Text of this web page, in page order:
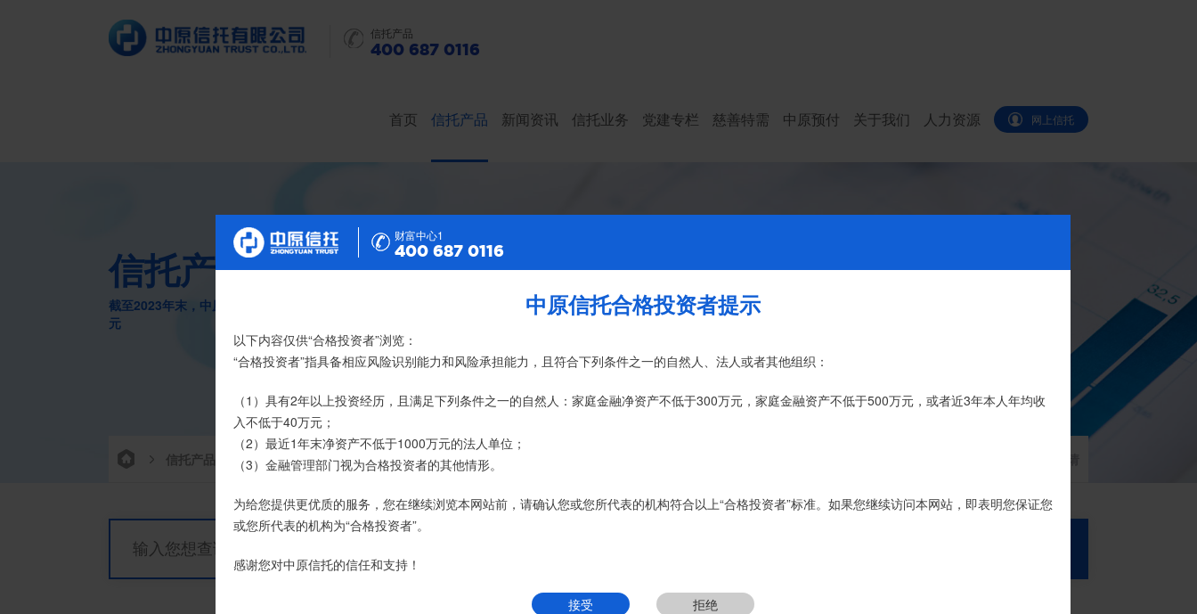
信托产品
400 687 0116
首页 信托产品 新闻资讯 信托业务 党建专栏 慈善特需 中原预付 关于我们 人力资源 网上信托
信托产品
截至2023年末，中原信托累计管理信托财产16088亿元，按时足额交付到期信托财产12104亿
元
信托产品 热销产品 栏目首页 热销产品
财富中心2
400 687 0116
特别提示
尊敬的投资者：
合格投资者认证、风险测评、录音录像及电子合同签署应由投资者本人亲自操作完成，不得由他人代办。
我司信托产品账户均以我司名义开立，所有认购信托产品的资金应根据信托合同约定转入我司信托产品的银行专用账户。投资者认购我司信托产品
时，请注意不要向任何非我司账户转账、支付现金。
如有疑问，请联系您的专属客户经理或咨询我司客服电话400-6870116。
接受 拒绝
财富中心1
400 687 0116
中原信托合格投资者提示
以下内容仅供“合格投资者”浏览：
“合格投资者”指具备相应风险识别能力和风险承担能力，且符合下列条件之一的自然人、法人或者其他组织：
（1）具有2年以上投资经历，且满足下列条件之一的自然人：家庭金融净资产不低于300万元，家庭金融资产不低于500万元，或者近3年本人年均收
入不低于40万元；
（2）最近1年末净资产不低于1000万元的法人单位；
（3）金融管理部门视为合格投资者的其他情形。
为给您提供更优质的服务，您在继续浏览本网站前，请确认您或您所代表的机构符合以上“合格投资者”标准。如果您继续访问本网站，即表明您保证您
或您所代表的机构为“合格投资者”。
感谢您对中原信托的信任和支持！
接受 拒绝